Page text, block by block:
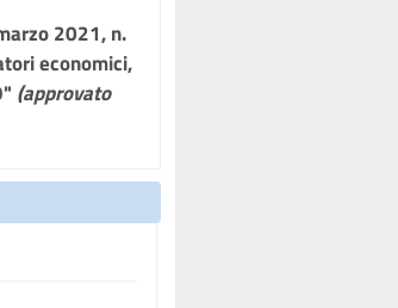
2021, n.
economici,
(approvato